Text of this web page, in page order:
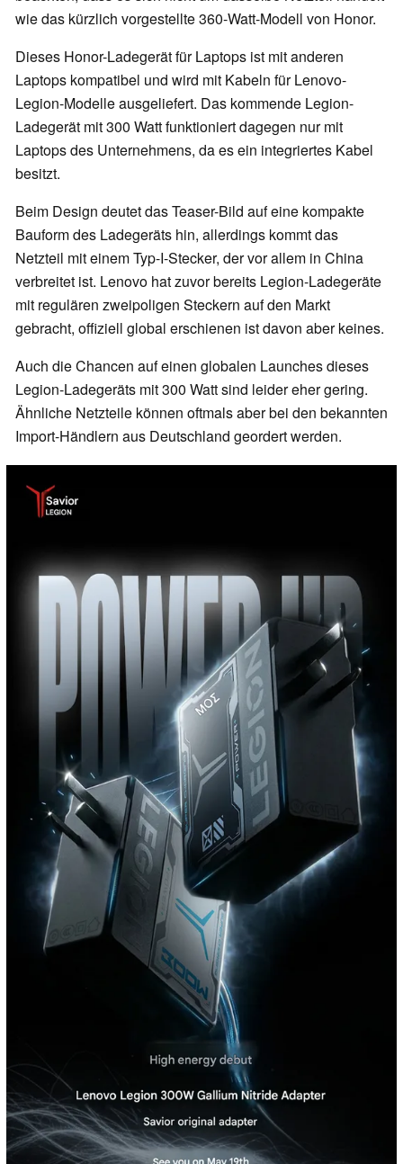
wie das kürzlich vorgestellte 360-Watt-Modell von Honor.
Dieses Honor-Ladegerät für Laptops ist mit anderen
Laptops kompatibel und wird mit Kabeln für Lenovo-
Legion-Modelle ausgeliefert. Das kommende Legion-
Ladegerät mit 300 Watt funktioniert dagegen nur mit
Laptops des Unternehmens, da es ein integriertes Kabel
besitzt.
Beim Design deutet das Teaser-Bild auf eine kompakte
Bauform des Ladegeräts hin, allerdings kommt das
Netzteil mit einem Typ-I-Stecker, der vor allem in China
verbreitet ist. Lenovo hat zuvor bereits Legion-Ladegeräte
mit regulären zweipoligen Steckern auf den Markt
gebracht, offiziell global erschienen ist davon aber keines.
Auch die Chancen auf einen globalen Launches dieses
Legion-Ladegeräts mit 300 Watt sind leider eher gering.
Ähnliche Netzteile können oftmals aber bei den bekannten
Import-Händlern aus Deutschland geordert werden.